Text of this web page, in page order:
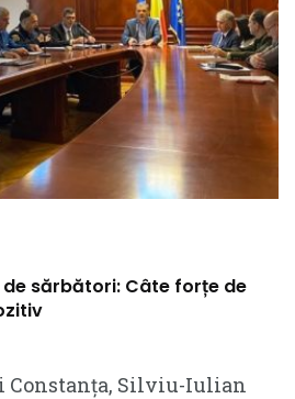
sărbători: Câte forțe de
Constanța, Silviu-Iulian